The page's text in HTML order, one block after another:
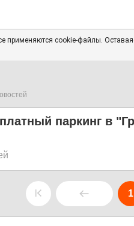
применяются cookie-файлы.
паркинг в
1